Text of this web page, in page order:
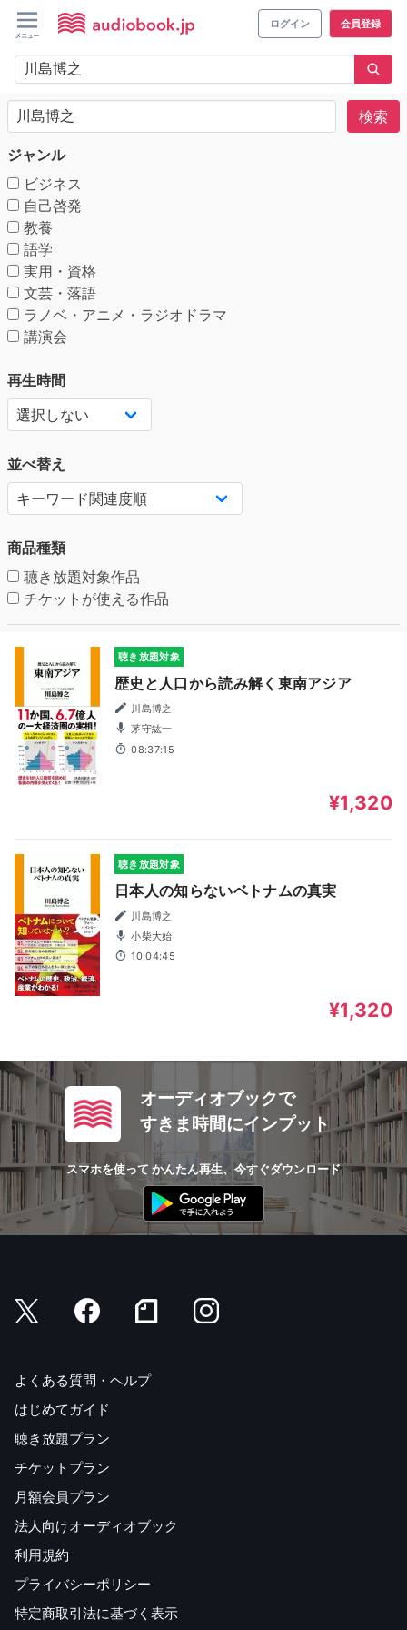
ログイン 会員登録
検索
ジャンル
ビジネス
自己啓発
教養
語学
実用・資格
文芸・落語
ラノベ・アニメ・ラジオドラマ
講演会
再生時間
並べ替え
商品種類
聴き放題対象作品
チケットが使える作品
聴き放題対象
歴史と人口から読み解く東南アジア
川島博之
茅守紘一
08:37:15
¥1,320
聴き放題対象
日本人の知らないベトナムの真実
川島博之
小柴大始
10:04:45
¥1,320
オーディオブックで
すきま時間にインプット
スマホを使って かんたん再生、今すぐダウンロード
よくある質問・ヘルプ
はじめてガイド
聴き放題プラン
チケットプラン
月額会員プラン
法人向けオーディオブック
利用規約
プライバシーポリシー
特定商取引法に基づく表示